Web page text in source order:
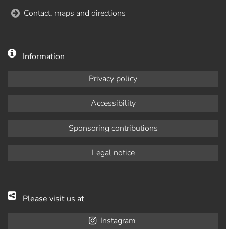
Contact, maps and directions
Information
Privacy policy
Accessibility
Sponsoring contributions
Legal notice
Please visit us at
Instagram